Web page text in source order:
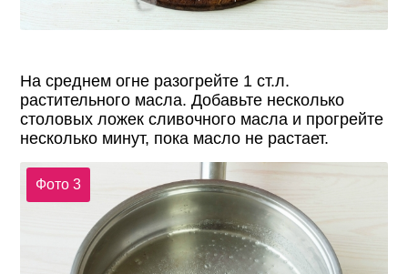
На среднем огне разогрейте 1 ст.л.
растительного масла. Добавьте несколько
столовых ложек сливочного масла и прогрейте
несколько минут, пока масло не растает.
Фото 3